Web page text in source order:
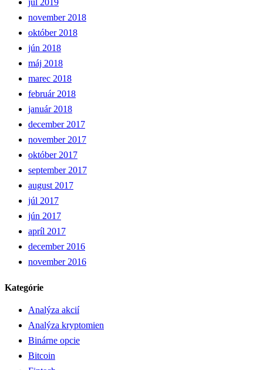
júl 2019
november 2018
október 2018
jún 2018
máj 2018
marec 2018
február 2018
január 2018
december 2017
november 2017
október 2017
september 2017
august 2017
júl 2017
jún 2017
apríl 2017
december 2016
november 2016
Kategórie
Analýza akcií
Analýza kryptomien
Binárne opcie
Bitcoin